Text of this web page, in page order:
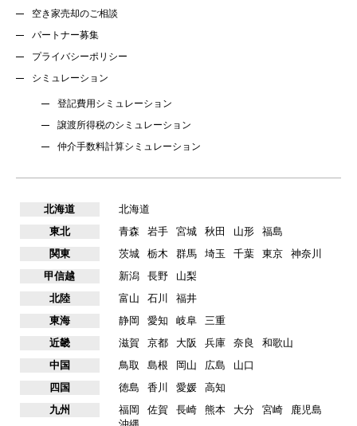
空き家売却のご相談
パートナー募集
プライバシーポリシー
シミュレーション
登記費用シミュレーション
譲渡所得税のシミュレーション
仲介手数料計算シミュレーション
北海道
北海道
東北
青森 岩手 宮城 秋田 山形
福島
関東
茨城 栃木 群馬 埼玉 千葉 東京
神奈川
甲信越
新潟 長野
山梨
北陸
富山 石川
福井
東海
静岡 愛知 岐阜
三重
近畿
滋賀 京都 大阪 兵庫 奈良
和歌山
中国
鳥取 島根 岡山 広島
山口
四国
徳島 香川 愛媛
高知
九州
福岡 佐賀 長崎 熊本 大分 宮崎
鹿児島